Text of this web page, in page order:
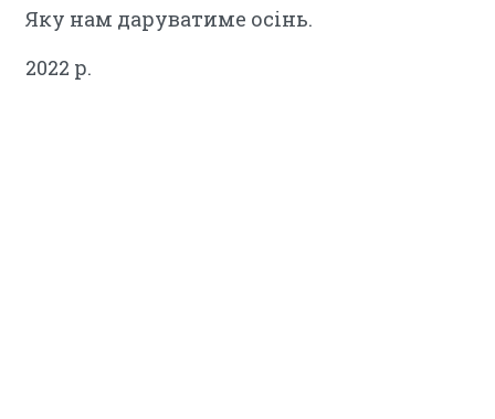
Яку нам даруватиме осінь.
2022 р.